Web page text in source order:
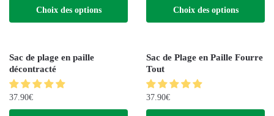
Choix des options Choix des options
Sac de plage en paille
décontracté
37.90€
Sac de Plage en Paille Fourre
Tout
37.90€